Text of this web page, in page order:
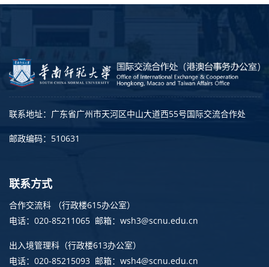
联系地址：广东省广州市天河区中山大道西55号国际交流合作处
邮政编码：510631
联系方式
合作交流科 （行政楼615办公室）
电话：020-85211065 邮箱：wsh3@scnu.edu.cn
出入境管理科 （行政楼613办公室）
电话：020-85215093 邮箱：wsh4@scnu.edu.cn